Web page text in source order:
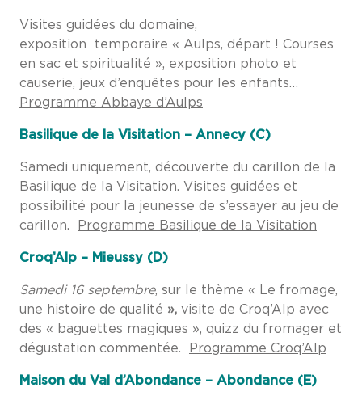
Visites guidées du domaine,
exposition temporaire « Aulps, départ ! Courses
en sac et spiritualité », exposition photo et
causerie, jeux d’enquêtes pour les enfants…
Programme Abbaye d’Aulps
Basilique de la Visitation – Annecy (C)
Samedi uniquement, découverte du carillon de la
Basilique de la Visitation. Visites guidées et
possibilité pour la jeunesse de s’essayer au jeu de
carillon.
Programme Basilique de la Visitation
Croq’Alp – Mieussy (D)
Samedi 16 septembre, sur le thème « Le fromage,
une histoire de qualité », visite de Croq’Alp avec
des « baguettes magiques », quizz du fromager et
dégustation commentée.
Programme Croq’Alp
Maison du Val d’Abondance – Abondance (E)